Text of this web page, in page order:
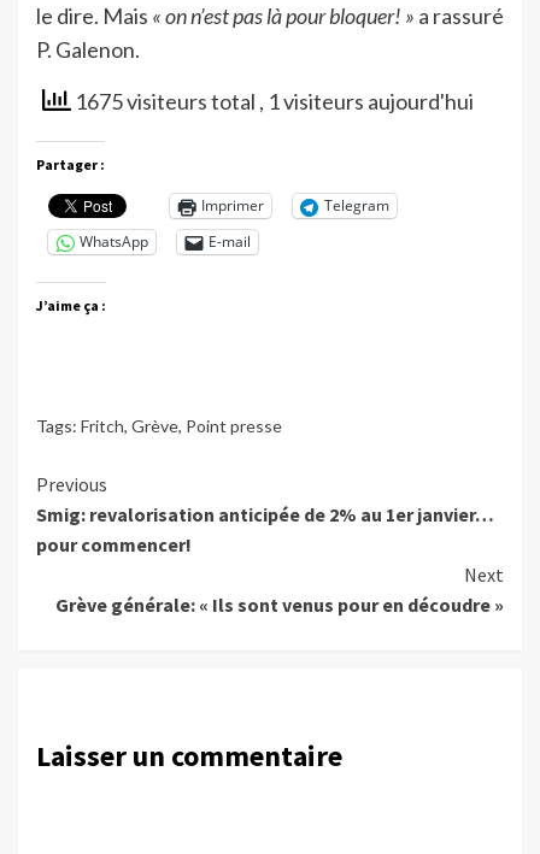
le dire. Mais « on n’est pas là pour bloquer! » a rassuré
P. Galenon.
1675 visiteurs total , 1 visiteurs aujourd'hui
Partager :
Imprimer
Telegram
WhatsApp
E-mail
J’aime ça :
Tags: Fritch, Grève, Point presse
Continue
Reading
Previous
Smig: revalorisation anticipée de 2% au 1er janvier…
pour commencer!
Next
Grève générale: « Ils sont venus pour en découdre »
Laisser un commentaire